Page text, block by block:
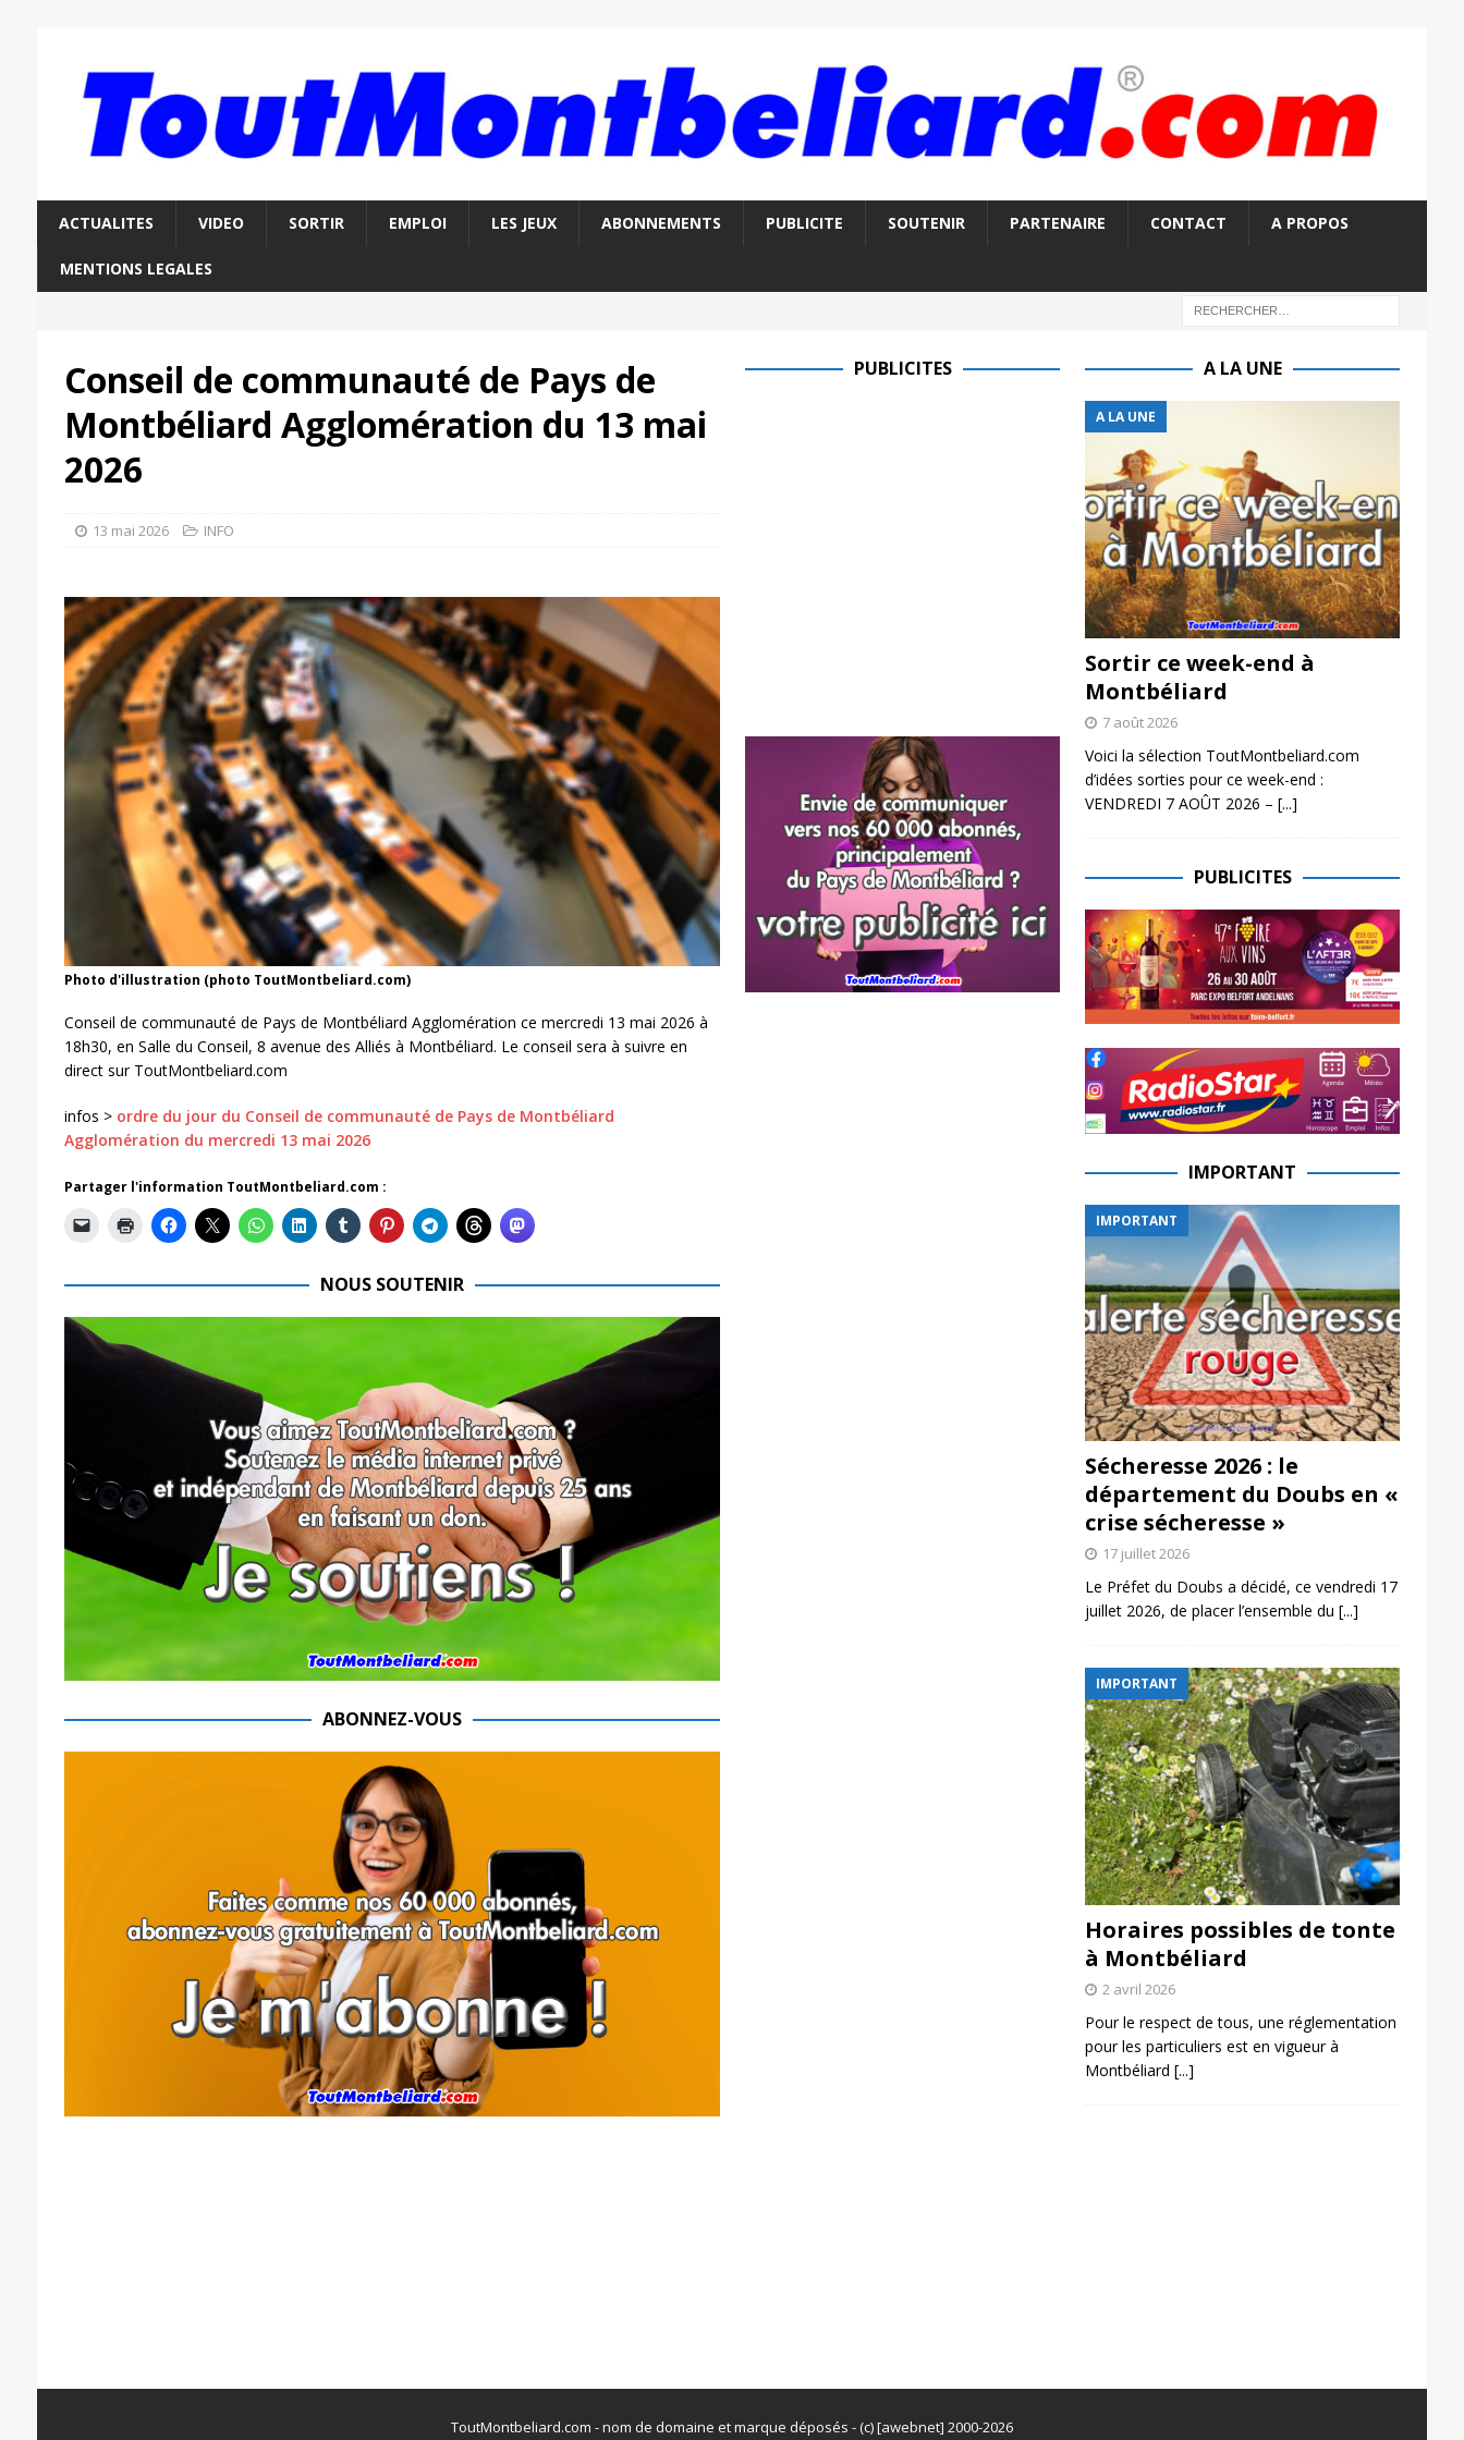
ACTUALITES VIDEO SORTIR EMPLOI LES JEUX ABONNEMENTS PUBLICITE SOUTENIR PARTENAIRE CONTACT A PROPOS
MENTIONS LEGALES
Conseil de communauté de Pays de
Montbéliard Agglomération du 13 mai
2026
13 mai 2026 INFO
Photo d'illustration (photo ToutMontbeliard.com)
Conseil de communauté de Pays de Montbéliard Agglomération ce mercredi 13 mai 2026 à
18h30, en Salle du Conseil, 8 avenue des Alliés à Montbéliard. Le conseil sera à suivre en
direct sur ToutMontbeliard.com
infos > ordre du jour du Conseil de communauté de Pays de Montbéliard
Agglomération du mercredi 13 mai 2026
Partager l'information ToutMontbeliard.com :
NOUS SOUTENIR
ABONNEZ-VOUS
PUBLICITES A LA UNE
A LA UNE
Sortir ce week-end à
Montbéliard
7 août 2026
Voici la sélection ToutMontbeliard.com
d’idées sorties pour ce week-end :
VENDREDI 7 AOÛT 2026 – [...]
PUBLICITES
IMPORTANT
IMPORTANT
Sécheresse 2026 : le
département du Doubs en «
crise sécheresse »
17 juillet 2026
Le Préfet du Doubs a décidé, ce vendredi 17
juillet 2026, de placer l’ensemble du [...]
IMPORTANT
Horaires possibles de tonte
à Montbéliard
2 avril 2026
Pour le respect de tous, une réglementation
pour les particuliers est en vigueur à
Montbéliard [...]
ToutMontbeliard.com - nom de domaine et marque déposés - (c) [awebnet] 2000-2026